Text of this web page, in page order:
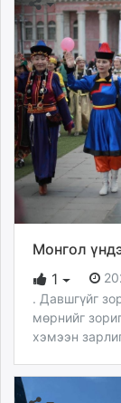
Монгол
1
. Давшгүйг
мөрнийг
хэмээн